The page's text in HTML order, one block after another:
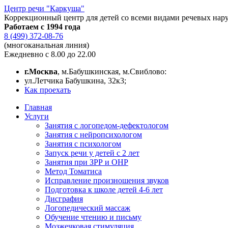
Центр речи "Каркуша"
Коррекционный центр для детей со всеми видами речевых
Работаем с 1994 года
8 (499) 372-08-76
(многоканальная линия)
Ежедневно с 8.00 до 22.00
г.Москва, м.Бабушкинская, м.Свиблово:
ул.Летчика Бабушкина, 32к3;
Как проехать
Главная
Услуги
Занятия с логопедом-дефектологом
Занятия с нейропсихологом
Занятия с психологом
Запуск речи у детей с 2 лет
Занятия при ЗРР и ОНР
Метод Томатиса
Исправление произношения звуков
Подготовка к школе детей 4-6 лет
Дисграфия
Логопедический массаж
Обучение чтению и письму
Мозжечковая стимуляция